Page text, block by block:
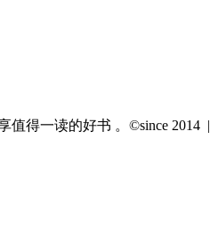
值得一读的好书 。©since 2014 |